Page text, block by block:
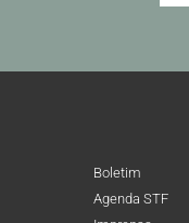
Boletim
Agenda STF